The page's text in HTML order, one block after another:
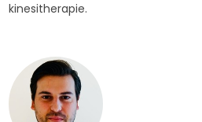
kinesitherapie.